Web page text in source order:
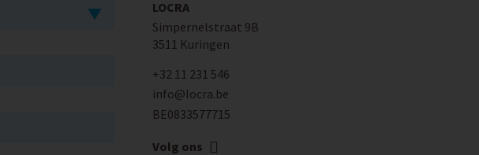
LOCRA
Simpernelstraat 9B
3511 Kuringen
+32 11 231 546
info@locra.be
BE0833577715
Volg ons